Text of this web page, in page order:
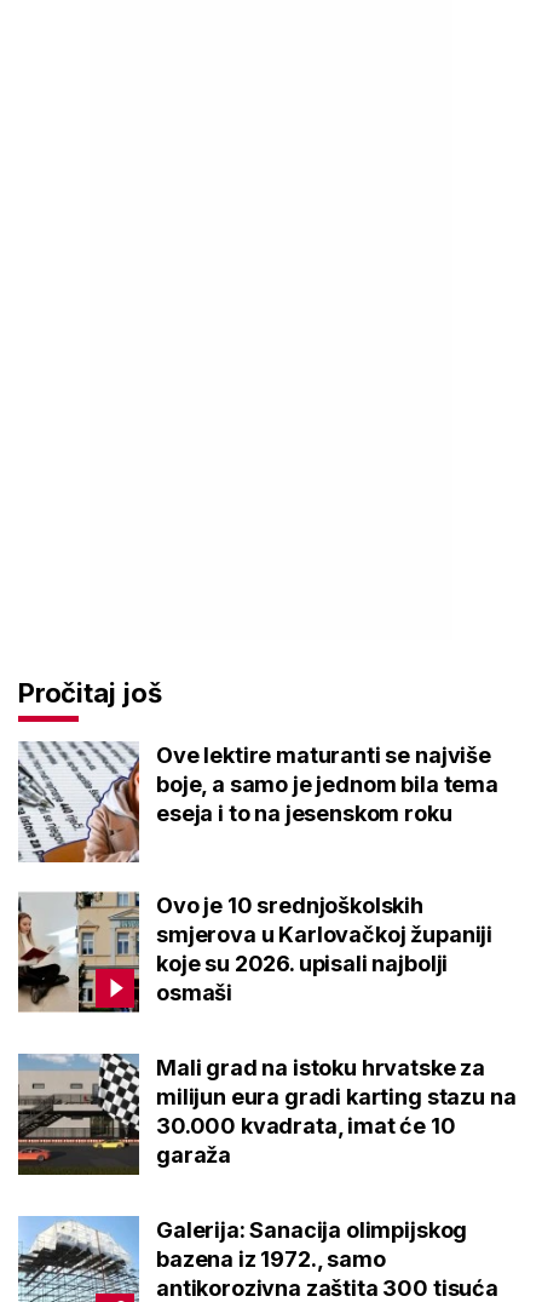
Pročitaj još
Ove lektire maturanti se najviše
boje, a samo je jednom bila tema
eseja i to na jesenskom roku
Ovo je 10 srednjoškolskih
smjerova u Karlovačkoj županiji
koje su 2026. upisali najbolji
osmaši
Mali grad na istoku hrvatske za
milijun eura gradi karting stazu na
30.000 kvadrata, imat će 10
garaža
Galerija: Sanacija olimpijskog
bazena iz 1972., samo
antikorozivna zaštita 300 tisuća